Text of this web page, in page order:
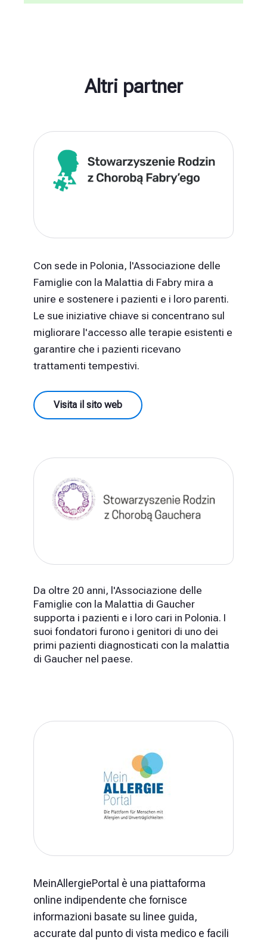
Altri partner
Con sede in Polonia, l'Associazione delle
Famiglie con la Malattia di Fabry mira a
unire e sostenere i pazienti e i loro parenti.
Le sue iniziative chiave si concentrano sul
migliorare l'accesso alle terapie esistenti e
garantire che i pazienti ricevano
trattamenti tempestivi.
Visita il sito web
Da oltre 20 anni, l'Associazione delle
Famiglie con la Malattia di Gaucher
supporta i pazienti e i loro cari in Polonia. I
suoi fondatori furono i genitori di uno dei
primi pazienti diagnosticati con la malattia
di Gaucher nel paese.
MeinAllergiePortal è una piattaforma
online indipendente che fornisce
informazioni basate su linee guida,
accurate dal punto di vista medico e facili